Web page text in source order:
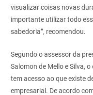
visualizar coisas novas
importante utilizar todo
sabedoria”, recomendou.
Segundo o assessor da
Salomon de Mello e Silva,
tem acesso ao que existe
empresarial. De acordo